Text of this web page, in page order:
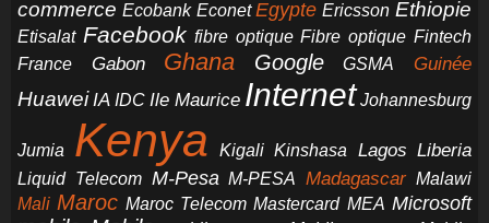
commerce Ecobank Econet Egypte Ericsson Ethiopie
Etisalat Facebook fibre optique Fibre optique Fintech
France
Gabon Ghana Google GSMA Guinée
Huawei IA IDC Ile Maurice Internet Johannesburg
Jumia Kenya Kigali Kinshasa Lagos Liberia
Liquid Telecom M-Pesa M-PESA Madagascar Malawi
Mali Maroc Maroc Telecom Mastercard MEA Microsoft